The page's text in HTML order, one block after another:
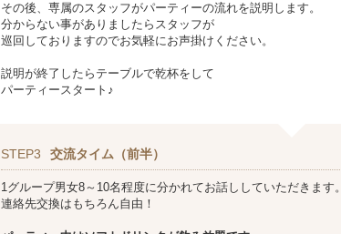
その後、専属のスタッフがパーティーの流れを説明します。
分からない事がありましたらスタッフが
巡回しておりますのでお気軽にお声掛けください。
説明が終了したらテーブルで乾杯をして
パーティースタート♪
STEP3 交流タイム（前半）
1グループ男女8～10名程度に分かれてお話ししていただきます。
連絡先交換はもちろん自由！